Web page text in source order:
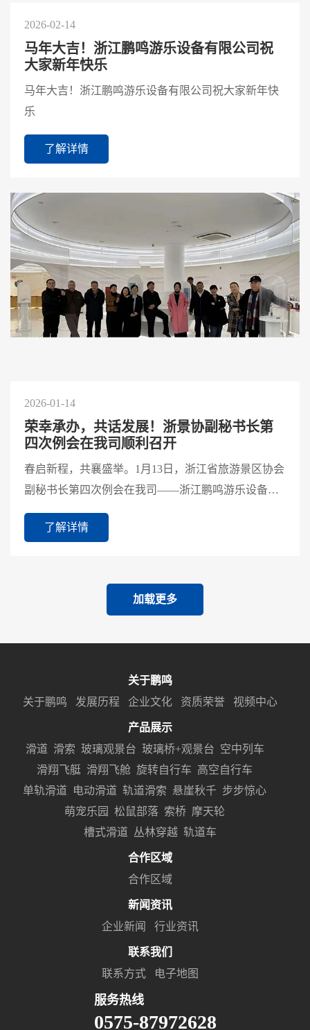
2026-02-14
马年大吉！浙江鹏鸣游乐设备有限公司祝
大家新年快乐
马年大吉！浙江鹏鸣游乐设备有限公司祝大家新年快
乐
了解详情
2026-01-14
荣幸承办，共话发展！浙景协副秘书长第
四次例会在我司顺利召开
春启新程，共襄盛举。1月13日，浙江省旅游景区协会
副秘书长第四次例会在我司——浙江鹏鸣游乐设备有
限公司成功召开。本次会议由浙景协副秘书长李虹主
持，浙景协...
了解详情
加载更多
关于鹏鸣
关于鹏鸣
发展历程 企业文化 资质荣誉 视频中心
产品展示
滑道 滑索 玻璃观景台 玻璃桥+观景台 空中列车
滑翔飞艇 滑翔飞舱 旋转自行车 高空自行车
单轨滑道
电动滑道 轨道滑索 悬崖秋千 步步惊心
萌宠乐园
松鼠部落 索桥 摩天轮
槽式滑道 丛林穿越 轨道车
合作区域
合作区域
新闻资讯
企业新闻
行业资讯
联系我们
联系方式
电子地图
服务热线
0575-87972628